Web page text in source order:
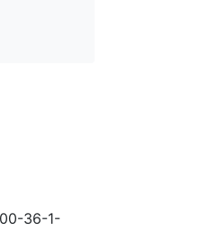
36-1-